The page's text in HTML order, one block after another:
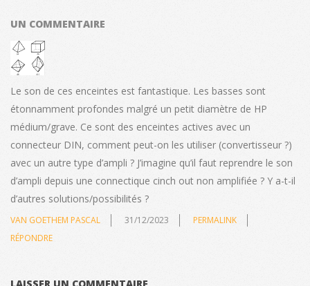
UN COMMENTAIRE
Le son de ces enceintes est fantastique. Les basses sont
étonnamment profondes malgré un petit diamètre de HP
médium/grave. Ce sont des enceintes actives avec un
connecteur DIN, comment peut-on les utiliser (convertisseur ?)
avec un autre type d’ampli ? J’imagine qu’il faut reprendre le son
d’ampli depuis une connectique cinch out non amplifiée ? Y a-t-il
d’autres solutions/possibilités ?
VAN GOETHEM PASCAL 31/12/2023
PERMALINK
RÉPONDRE